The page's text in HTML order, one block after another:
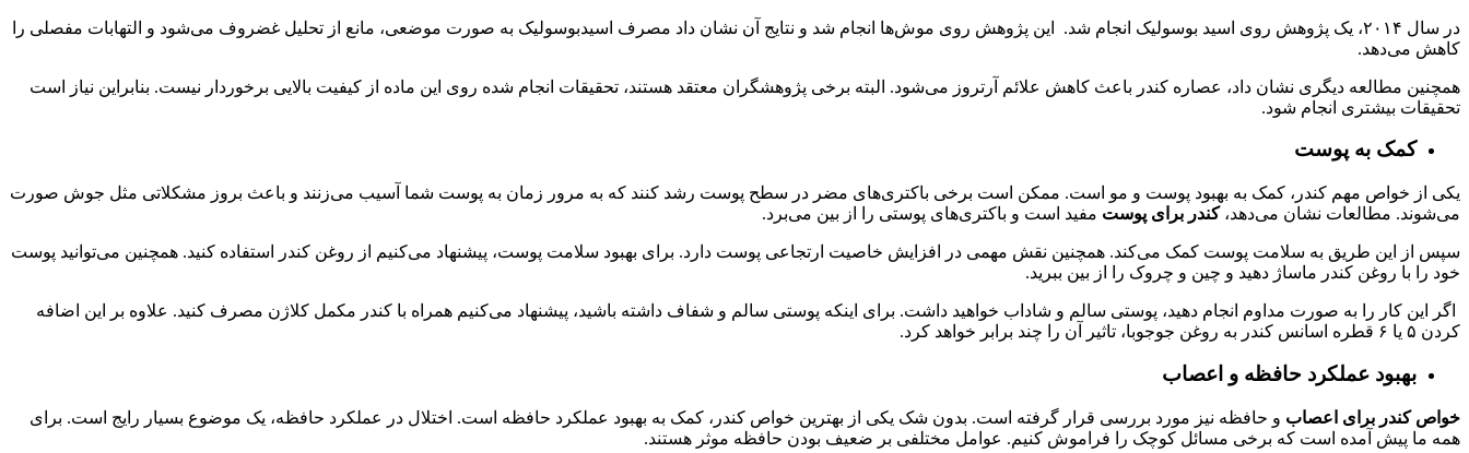
در سال ۲۰۱۴، یک پژوهش روی اسید بوسولیک انجام شد. ‌ این پژوهش روی موش‌ها انجام شد و نتایج آن نشان داد مصرف اسیدبوسولیک به صورت موضعی، مانع از تحلیل غضروف می‌شود و التهابات مفصلی را
کاهش می‌دهد.
همچنین مطالعه دیگری نشان داد، عصاره کندر باعث کاهش علائم آرتروز می‌شود. البته برخی پژوهشگران معتقد هستند، تحقیقات انجام شده روی این ماده از کیفیت بالایی برخوردار نیست. بنابراین نیاز است
تحقیقات بیشتری انجام شود.
کمک به پوست
یکی از خواص مهم کندر، کمک به بهبود پوست و مو است. ممکن است برخی باکتری‌های مضر در سطح پوست رشد کنند که به مرور زمان به پوست شما آسیب می‌زنند و باعث بروز مشکلاتی مثل جوش صورت
می‌شوند. مطالعات نشان می‌دهد،کندر برای پوست مفید است و باکتری‌های پوستی را از بین می‌برد.
سپس از این طریق به سلامت پوست کمک می‌کند. همچنین نقش مهمی در افزایش خاصیت ارتجاعی پوست دارد. برای بهبود سلامت پوست، پیشنهاد می‌کنیم از روغن کندر استفاده کنید. همچنین می‌توانید پوست
خود را با روغن کندر ماساژ دهید و چین و چروک را از بین ببرید.
اگر این کار را به صورت مداوم انجام دهید، پوستی سالم و شاداب خواهید داشت. برای اینکه پوستی سالم و شفاف داشته باشید، پیشنهاد می‌کنیم همراه با کندر مکمل کلاژن مصرف کنید. علاوه بر این اضافه
کردن ۵ یا ۶ قطره اسانس کندر به روغن جوجوبا، تاثیر آن را چند برابر خواهد کرد.
بهبود عملکرد حافظه و اعصاب
خواص کندر برای اعصاب و حافظه نیز مورد بررسی قرار گرفته است. بدون شک یکی از بهترین خواص کندر، کمک به بهبود عملکرد حافظه است. اختلال در عملکرد حافظه، یک موضوع بسیار رایج است. برای
همه ما پیش آمده است که برخی مسائل کوچک را فراموش کنیم. عوامل مختلفی بر ضعیف بودن حافظه موثر هستند.